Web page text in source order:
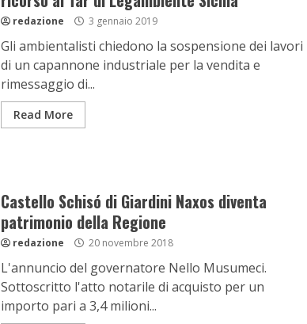
redazione 3 gennaio 2019
Gli ambientalisti chiedono la sospensione dei lavori
di un capannone industriale per la vendita e
rimessaggio di...
Read More
Castello Schisó di Giardini Naxos diventa
patrimonio della Regione
redazione 20 novembre 2018
L'annuncio del governatore Nello Musumeci.
Sottoscritto l'atto notarile di acquisto per un
importo pari a 3,4 milioni...